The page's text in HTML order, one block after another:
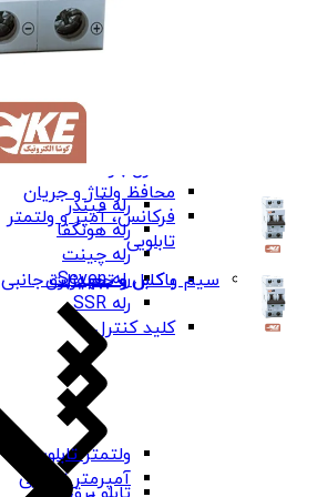
رله فیندر
رله هونگفا
رله چینت
رله Seven
رله SSR
کلید کنترل
کنترل فاز برنا
الکترونیک
محافظ ولتاژ و جریان
فرکانس، آمپر و ولتمتر
تابلویی
ولتمتر تابلویی
آمپرمتر تابلویی
باکس و جعبه برق
سیم و کابل و تجهیزات جانبی